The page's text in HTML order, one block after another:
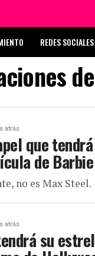
REDES SOCIALES
atrás
que
de Barbie
no es Max Steel.
atrás
su